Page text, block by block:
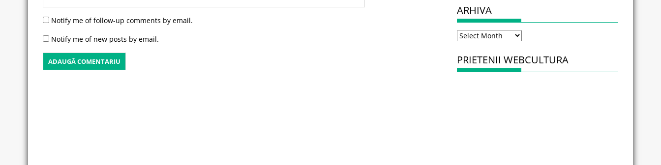
Notify me of follow-up comments by email.
Notify me of new posts by email.
ARHIVA
Arhiva
PRIETENII WEBCULTURA